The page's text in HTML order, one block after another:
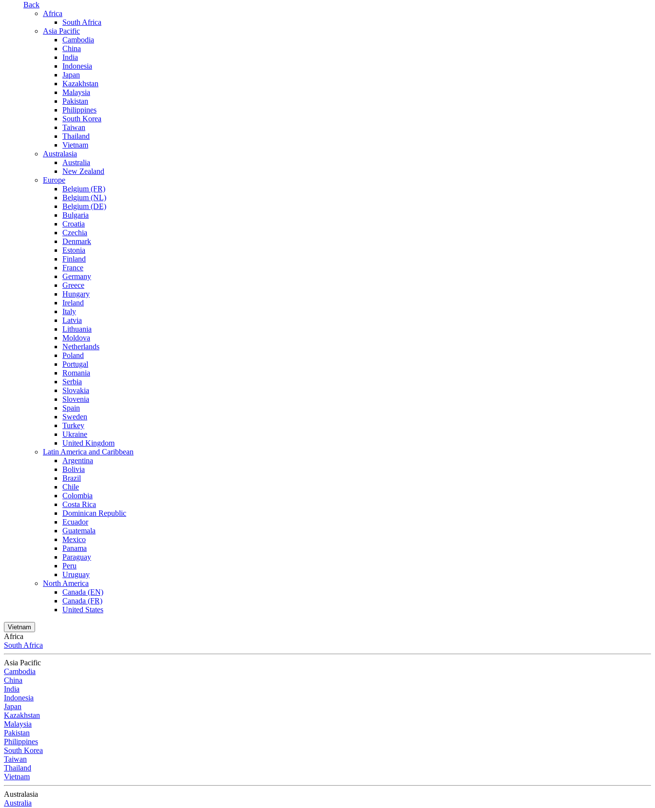
Back
Africa
South Africa
Asia Pacific
Cambodia
China
India
Indonesia
Japan
Kazakhstan
Malaysia
Pakistan
Philippines
South Korea
Taiwan
Thailand
Vietnam
Australasia
Australia
New Zealand
Europe
Belgium (FR)
Belgium (NL)
Belgium (DE)
Bulgaria
Croatia
Czechia
Denmark
Estonia
Finland
France
Germany
Greece
Hungary
Ireland
Italy
Latvia
Lithuania
Moldova
Netherlands
Poland
Portugal
Romania
Serbia
Slovakia
Slovenia
Spain
Sweden
Turkey
Ukraine
United Kingdom
Latin America and Caribbean
Argentina
Bolivia
Brazil
Chile
Colombia
Costa Rica
Dominican Republic
Ecuador
Guatemala
Mexico
Panama
Paraguay
Peru
Uruguay
North America
Canada (EN)
Canada (FR)
United States
Vietnam
Africa
South Africa
Asia Pacific
Cambodia
China
India
Indonesia
Japan
Kazakhstan
Malaysia
Pakistan
Philippines
South Korea
Taiwan
Thailand
Vietnam
Australasia
Australia